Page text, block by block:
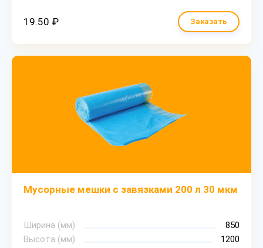
19.50 ₽ Заказать
Мусорные мешки с завязками 200 л 30 мкм
Ширина (мм)
850
Высота (мм)
1200